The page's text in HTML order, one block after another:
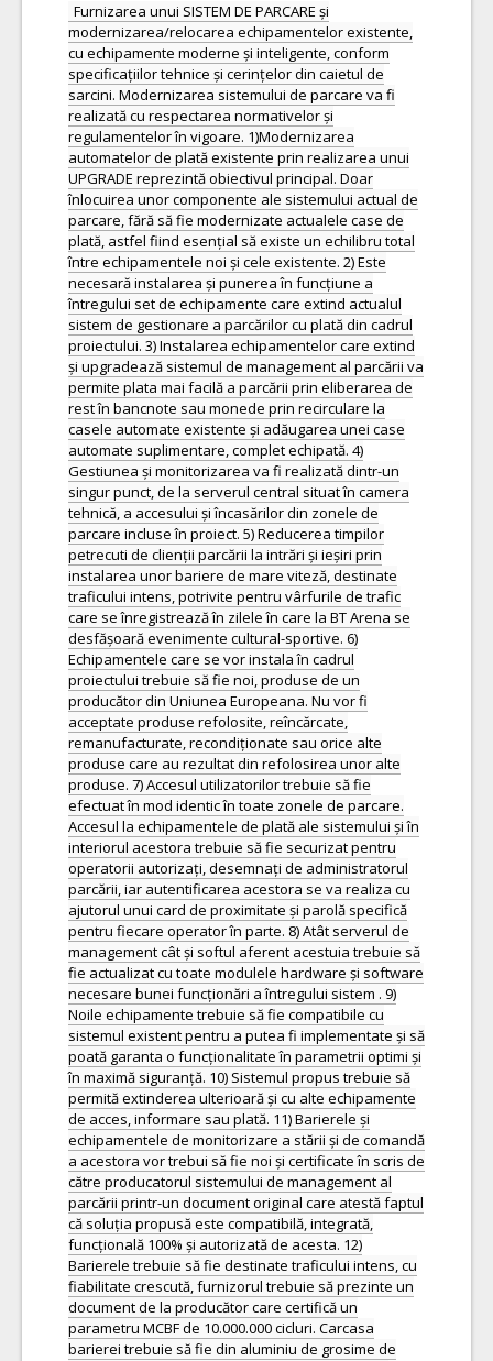
Furnizarea unui SISTEM DE PARCARE și
modernizarea/relocarea echipamentelor existente,
cu echipamente moderne și inteligente, conform
specificațiilor tehnice și cerințelor din caietul de
sarcini. Modernizarea sistemului de parcare va fi
realizată cu respectarea normativelor și
regulamentelor în vigoare. 1)Modernizarea
automatelor de plată existente prin realizarea unui
UPGRADE reprezintă obiectivul principal. Doar
înlocuirea unor componente ale sistemului actual de
parcare, fără să fie modernizate actualele case de
plată, astfel fiind esențial să existe un echilibru total
între echipamentele noi și cele existente. 2) Este
necesară instalarea și punerea în funcțiune a
întregului set de echipamente care extind actualul
sistem de gestionare a parcărilor cu plată din cadrul
proiectului. 3) Instalarea echipamentelor care extind
și upgradează sistemul de management al parcării va
permite plata mai facilă a parcării prin eliberarea de
rest în bancnote sau monede prin recirculare la
casele automate existente și adăugarea unei case
automate suplimentare, complet echipată. 4)
Gestiunea și monitorizarea va fi realizată dintr-un
singur punct, de la serverul central situat în camera
tehnică, a accesului și încasărilor din zonele de
parcare incluse în proiect. 5) Reducerea timpilor
petrecuti de clienții parcării la intrări și ieșiri prin
instalarea unor bariere de mare viteză, destinate
traficului intens, potrivite pentru vârfurile de trafic
care se înregistrează în zilele în care la BT Arena se
desfășoară evenimente cultural-sportive. 6)
Echipamentele care se vor instala în cadrul
proiectului trebuie să fie noi, produse de un
producător din Uniunea Europeana. Nu vor fi
acceptate produse refolosite, reîncărcate,
remanufacturate, recondiționate sau orice alte
produse care au rezultat din refolosirea unor alte
produse. 7) Accesul utilizatorilor trebuie să fie
efectuat în mod identic în toate zonele de parcare.
Accesul la echipamentele de plată ale sistemului și în
interiorul acestora trebuie să fie securizat pentru
operatorii autorizați, desemnați de administratorul
parcării, iar autentificarea acestora se va realiza cu
ajutorul unui card de proximitate și parolă specifică
pentru fiecare operator în parte. 8) Atât serverul de
management cât și softul aferent acestuia trebuie să
fie actualizat cu toate modulele hardware și software
necesare bunei funcționări a întregului sistem . 9)
Noile echipamente trebuie să fie compatibile cu
sistemul existent pentru a putea fi implementate și să
poată garanta o funcționalitate în parametrii optimi și
în maximă siguranță. 10) Sistemul propus trebuie să
permită extinderea ulterioară și cu alte echipamente
de acces, informare sau plată. 11) Barierele și
echipamentele de monitorizare a stării și de comandă
a acestora vor trebui să fie noi și certificate în scris de
către producatorul sistemului de management al
parcării printr-un document original care atestă faptul
că soluția propusă este compatibilă, integrată,
funcțională 100% și autorizată de acesta. 12)
Barierele trebuie să fie destinate traficului intens, cu
fiabilitate crescută, furnizorul trebuie să prezinte un
document de la producător care certifică un
parametru MCBF de 10.000.000 cicluri. Carcasa
barierei trebuie să fie din aluminiu de grosime de